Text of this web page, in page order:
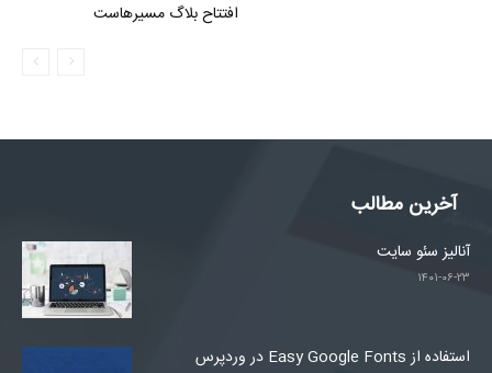
افتتاح بلاگ مسیرهاست
آخرین مطالب
آنالیز سئو سایت
۱۴۰۱-۰۶-۲۳
استفاده از Easy Google Fonts در وردپرس